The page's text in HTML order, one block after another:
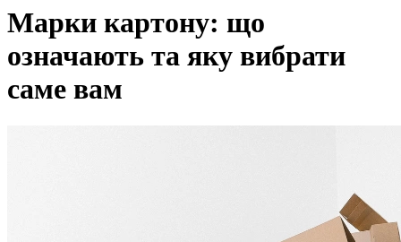
Марки картону: що
означають та яку вибрати
саме вам